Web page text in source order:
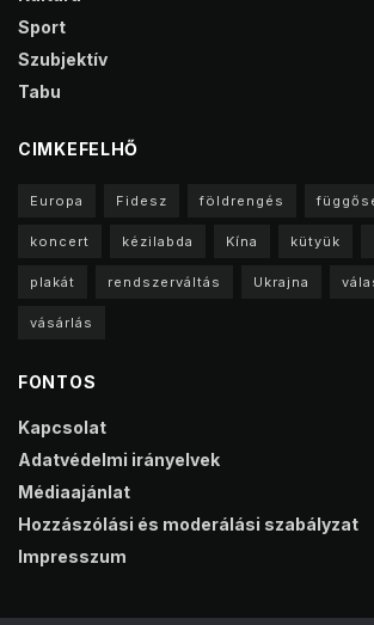
Sport
Szubjektív
Tabu
CIMKEFELHŐ
Europa Fidesz földrengés
koncert kézilabda Kína kütyük
plakát rendszerváltás Ukrajna
vásárlás
FONTOS
Kapcsolat
Adatvédelmi irányelvek
Médiaajánlat
Hozzászólási és moderálási szabályzat
Impresszum